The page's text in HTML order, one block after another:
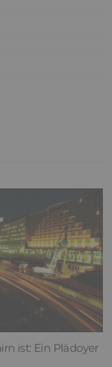
ist: Ein Plädoyer